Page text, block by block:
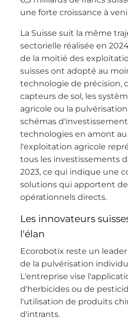
une forte croissance à
La Suisse suit la même
sectorielle réalisée en
de la moitié des
suisses ont adopté au
technologie de précision,
capteurs de sol, les
agricole ou la
schémas
technologies en amont
l'exploitation agricole
tous les investissements
2023, ce qui indique une
solutions qui apportent
opérationnels directs.
Les innovateurs
l'élan
Ecorobotix reste un
de la pulvérisation
L'entreprise vise
d'herbicides ou de
l'utilisation de produits
d'intrants.